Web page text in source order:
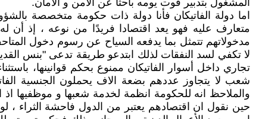
المشغول بتدبير قوت يومه باحثا عن الأمن و الأمان.
اما دولة الفاتيكان فأنا دولة ذات حكومة متخصصة
متعارف عليه فهو يعد اقتصادا فريدًا من نوعه ، إذ أن
مدخولاتهم تتمثل بما يدفعه السياح عن رسوم دخول
لا تكفي لسد النفقات لذلك ابتدعو طريقة تدعى "بنس
تجاري داخل أسوار الفاتيكان ممنوع بحكم قوانينها،
شعب لا يتجاوز عددهم بضعة الاف يحملون الجنسية
والملاحظ انه للحكومة انظمة لخدمة شعبها و موظفيها
حين نقول ان اقتصادهم يعتبر من الدول فاحشة الثراء ،